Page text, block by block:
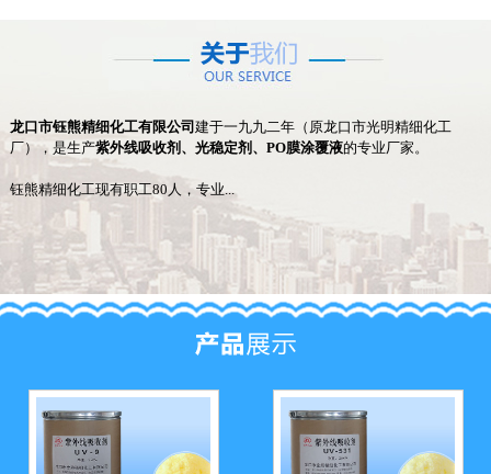
龙口市钰熊精细化工有限公司 建于一九九二年（原龙口市光明精细化工
厂），是生产紫外线吸收剂、光稳定剂、PO膜涂覆液的专业厂家。
钰熊精细化工现有职工80人，专业...